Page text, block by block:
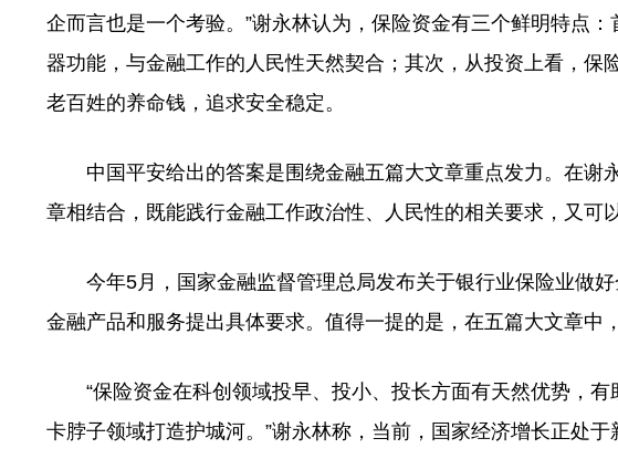
企而言也是一个考验。”谢永林认为，保险资金有三个鲜明特点
器功能，与金融工作的人民性天然契合；其次，从投资上看，保
老百姓的养命钱，追求安全稳定。
中国平安给出的答案是围绕金融五篇大文章重点发力。在谢
章相结合，既能践行金融工作政治性、人民性的相关要求，又可
今年5月，国家金融监督管理总局发布关于银行业保险业做好
金融产品和服务提出具体要求。值得一提的是，在五篇大文章中
“保险资金在科创领域投早、投小、投长方面有天然优势，有
卡脖子领域打造护城河。”谢永林称，当前，国家经济增长正处